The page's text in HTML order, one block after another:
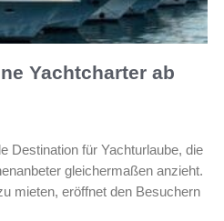
Yachtcharter ab
Destination für Yachturlaube, die
gleichermaßen anzieht.
mieten, eröffnet den Besuchern